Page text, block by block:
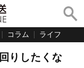
コラム ライフ
りしたくな